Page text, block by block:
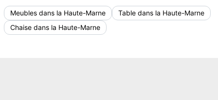
Meubles dans la Haute-Marne
Table dans la Haute-Marne
Chaise dans la Haute-Marne